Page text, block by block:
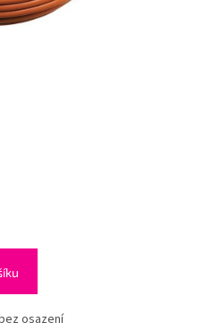
osazení